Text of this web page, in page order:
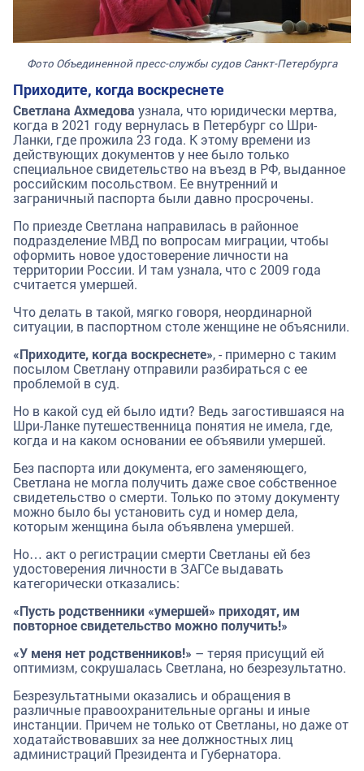
Фото Объединенной пресс-службы судов Санкт-Петербурга
Приходите, когда воскреснете
Светлана Ахмедова узнала, что юридически мертва,
когда в 2021 году вернулась в Петербург со Шри-
Ланки, где прожила 23 года. К этому времени из
действующих документов у нее было только
специальное свидетельство на въезд в РФ, выданное
российским посольством. Ее внутренний и
заграничный паспорта были давно просрочены.
По приезде Светлана направилась в районное
подразделение МВД по вопросам миграции, чтобы
оформить новое удостоверение личности на
территории России. И там узнала, что с 2009 года
считается умершей.
Что делать в такой, мягко говоря, неординарной
ситуации, в паспортном столе женщине не объяснили.
«Приходите, когда воскреснете», - примерно с таким
посылом Светлану отправили разбираться с ее
проблемой в суд.
Но в какой суд ей было идти? Ведь загостившаяся на
Шри-Ланке путешественница понятия не имела, где,
когда и на каком основании ее объявили умершей.
Без паспорта или документа, его заменяющего,
Светлана не могла получить даже свое собственное
свидетельство о смерти. Только по этому документу
можно было бы установить суд и номер дела,
которым женщина была объявлена умершей.
Но… акт о регистрации смерти Светланы ей без
удостоверения личности в ЗАГСе выдавать
категорически отказались:
«Пусть родственники «умершей» приходят, им
повторное свидетельство можно получить!»
«У меня нет родственников!» – теряя присущий ей
оптимизм, сокрушалась Светлана, но безрезультатно.
Безрезультатными оказались и обращения в
различные правоохранительные органы и иные
инстанции. Причем не только от Светланы, но даже от
ходатайствовавших за нее должностных лиц
администраций Президента и Губернатора.